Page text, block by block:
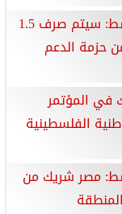
المفوضة الأوروبية للمتوسط: سيتم صرف 1.5
حزمة الدعم
في المؤتمر
الفلسطينية
مصر شريك من